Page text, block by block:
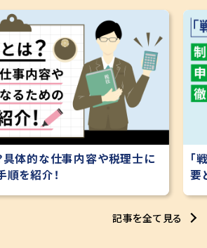
具体的な仕事内容や税理士に
を紹介！
「
要
記事を全て見る